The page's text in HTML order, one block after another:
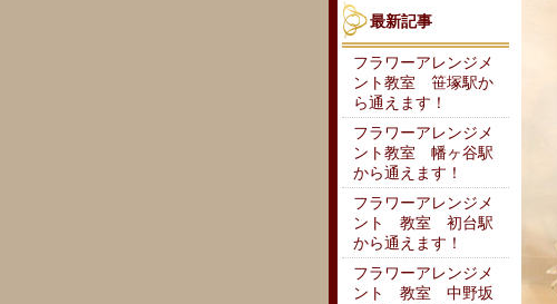
最新記事
フラワーアレンジメ
ント教室 笹塚駅か
ら通えます！
フラワーアレンジメ
ント教室 幡ヶ谷駅
から通えます！
フラワーアレンジメ
ント 教室 初台駅
から通えます！
フラワーアレンジメ
ント 教室 中野坂